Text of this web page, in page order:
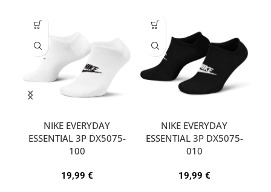
NIKE EVERYDAY
ESSENTIAL 3P DX5075-
100
19,99 €
NIKE EVERYDAY
ESSENTIAL 3P DX5075-
010
19,99 €